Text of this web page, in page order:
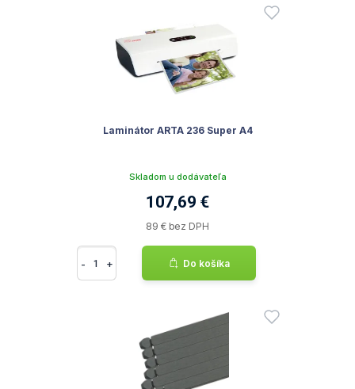
Laminátor ARTA 236 Super A4
Skladom u dodávateľa
107,69 €
89 € bez DPH
- + Do košíka